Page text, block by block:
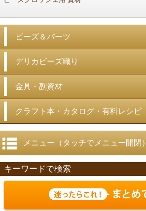
ビーズ＆パーツ
デリカビーズ織り
金具・副資材
クラフト本・カタログ・有料レシピ
メニュー（タッチでメニュー開閉）
キーワードで検索